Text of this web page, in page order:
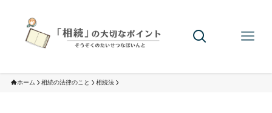
ホーム 相続の法律のこと 相続法